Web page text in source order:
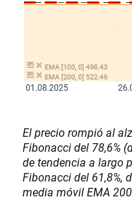
El precio rompió al
Fibonacci del 78,6%
de tendencia a largo
Fibonacci del 61,8%,
media móvil EMA